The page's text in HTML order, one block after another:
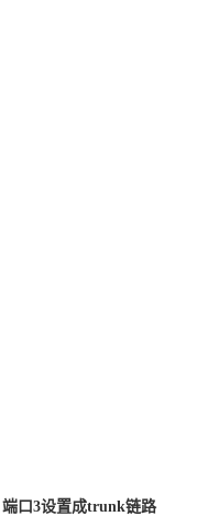
口3设置成trunk链路